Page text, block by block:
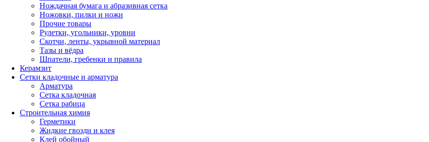
Нождачная бумага и абразивная сетка
Ножовки, пилки и ножи
Прочие товары
Рулетки, угольники, уровни
Скотчи, ленты, укрывной материал
Тазы и вёдра
Шпатели, гребенки и правила
Керамзит
Сетки кладочные и арматура
Арматура
Сетка кладочная
Сетка рабица
Строительная химия
Герметики
Жидкие гвозди и клея
Клей обойный